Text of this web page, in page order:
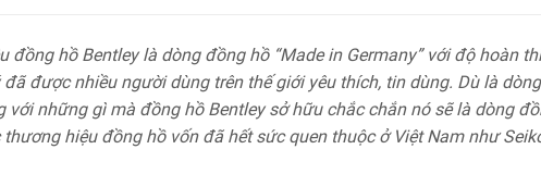
đồng hồ Bentley là dòng đồng hồ “Made in Germany” với độ hoàn
đã được nhiều người dùng trên thế giới yêu thích, tin dùng. Dù là
với những gì mà đồng hồ Bentley sở hữu chắc chắn nó sẽ là dòng
hiệu đồng hồ vốn đã hết sức quen thuộc ở Việt Nam như